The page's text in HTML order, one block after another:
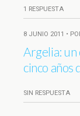
1 RESPUESTA
8 JUNIO 2011 •
Argelia: un
cinco años
SIN RESPUESTA